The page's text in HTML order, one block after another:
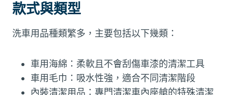
款式與類型
洗車用品種類繁多，主要包括以下幾類：
車用海綿：柔軟且不會刮傷車漆的清潔工具
車用毛巾：吸水性強，適合不同清潔階段
內裝清潔用品：專門清潔車內座艙的特殊清潔